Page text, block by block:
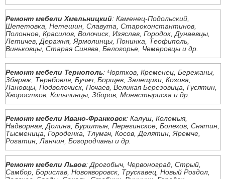
Ремонт мебели Хмельницкий: Каменец-Подольский,
Шепетовка, Нетешин, Славута, Староконстантинов,
Полонное, Красилов, Волочиск, Изяслав, Городок, Дунаевцы,
Летичев, Деражня, Ярмолинцы, Понинка, Теофиполь,
Виньковцы, Старая Синява, Белогорье, Чемеровцы и др.
Ремонт мебели Тернополь: Чортков, Кременец, Бережаны,
Збараж, Теребовля, Бучач, Борщев, Залещики, Козова,
Лановцы, Подволочиск, Почаев, Великая Березовица, Гусятин,
Хворостков, Копычинцы, Зборов, Монастыриска и др.
Ремонт мебели Ивано-Франковск: Калуш, Коломыя,
Надворная, Долина, Бурштын, Перегинское, Болехов, Снятин,
Тысменица, Городенка, Тлумач, Косов, Делятин, Яремче,
Рогатин, Ланчин, Богородчаны и др.
Ремонт мебели Львов: Дрогобыч, Червоноград, Стрый,
Самбор, Борислав, Новояворовск, Трускавец, Новый Роздол,